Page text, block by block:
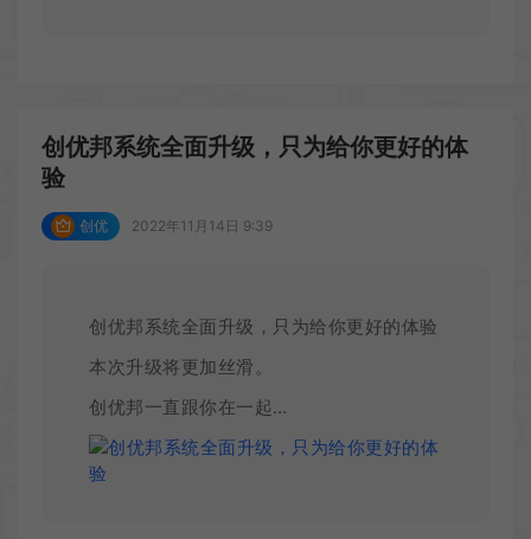
创优邦系统全面升级，只为给你更好的体
验
创优 2022年11月14日 9:39
创优邦系统全面升级，只为给你更好的体验
本次升级将更加丝滑。
创优邦一直跟你在一起…